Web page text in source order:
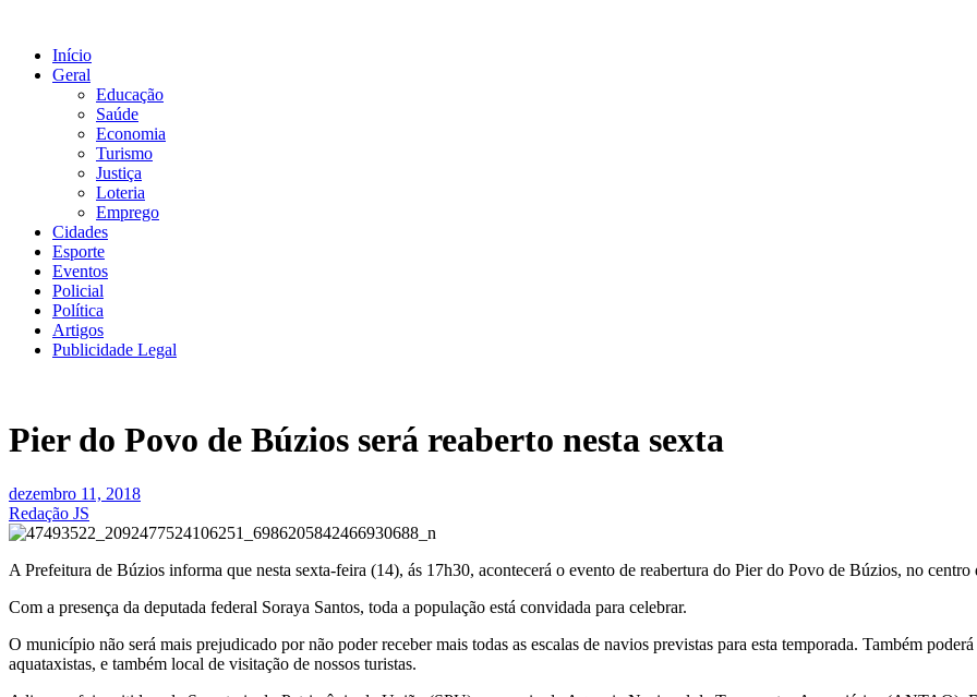
conteúdo
Início
Geral
Educação
Saúde
Economia
Turismo
Justiça
Loteria
Emprego
Cidades
Esporte
Eventos
Policial
Política
Artigos
Publicidade Legal
Pier do Povo de Búzios será reaberto nesta sexta
dezembro 11, 2018
Redação JS
A Prefeitura de Búzios informa que nesta sexta-feira (14), ás 17h30, acontecerá o evento de reabertura do Pier do Povo de Búzios, no centro
Com a presença da deputada federal Soraya Santos, toda a população está convidada para celebrar.
O município não será mais prejudicado por não poder receber mais todas as escalas de navios previstas para esta temporada. Também
aquataxistas, e também local de visitação de nossos turistas.